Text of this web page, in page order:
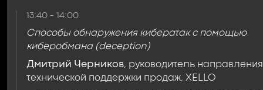
13:40 - 14:00
Способы обнаружения кибератак с помощью
киберобмана (deception)
Дмитрий Черников, руководитель направления
технической поддержки продаж, XELLO